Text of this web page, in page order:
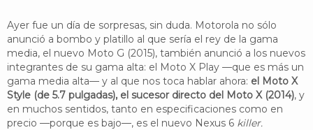
Ayer fue un día de sorpresas, sin duda. Motorola no sólo
anunció a bombo y platillo al que sería el rey de la gama
media, el nuevo Moto G (2015), también anunció a los nuevos
integrantes de su gama alta: el Moto X Play —que es más un
gama media alta— y al que nos toca hablar ahora: el Moto X
Style (de 5.7 pulgadas), el sucesor directo del Moto X (2014), y
en muchos sentidos, tanto en especificaciones como en
precio —porque es bajo—, es el nuevo Nexus 6 killer.